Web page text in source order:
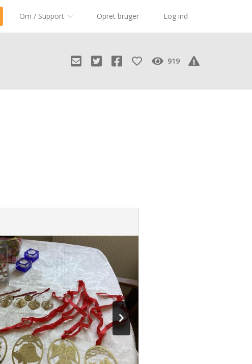
Om / Support Opret bruger Log ind
919